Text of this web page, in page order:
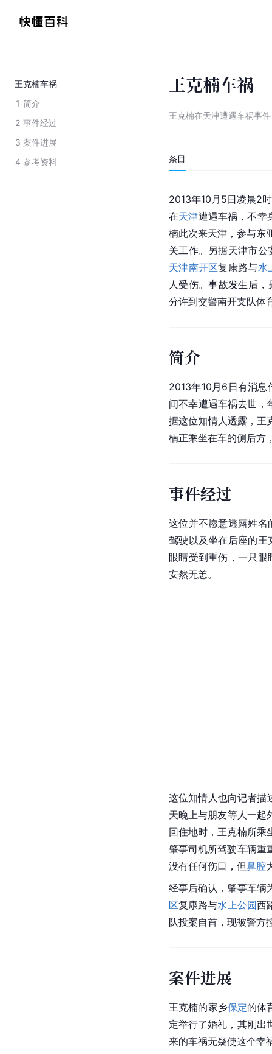
王克楠车祸
1 简介
2 事件经过
3 案件进展
4 参考资料
王克楠车祸
王克楠在天津遭遇车祸事件
条目
2013年10月5日凌晨2
在天津遭遇车祸，不幸
楠此次来天津，参与东
关工作。另据天津市公
天津南开区复康路与水
人受伤。事故发生后
分许到交警南开支队体
简介
2013年10月6日有消息
间不幸遭遇车祸去世
据这位知情人透露，王
楠正乘坐在车的侧后方
事件经过
这位并不愿意透露姓名
驾驶以及坐在后座的王
眼睛受到重伤，一只眼
安然无恙。
这位知情人也向记者描
天晚上与朋友等人一起
回住地时，王克楠所乘
肇事司机所驾驶车辆重
没有任何伤口，但鼻腔
经事后确认，肇事车辆
区复康路与水上公园西
队投案自首，现被警方
案件进展
王克楠的家乡保定的体
定举行了婚礼，其刚出
来的车祸无疑使这个幸